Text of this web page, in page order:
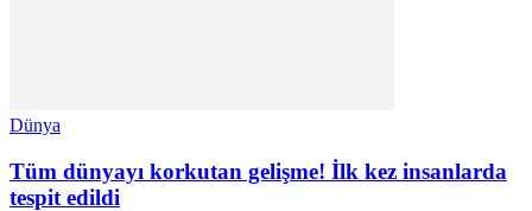
Dünya
Tüm dünyayı korkutan gelişme! İlk kez insanlarda
tespit edildi